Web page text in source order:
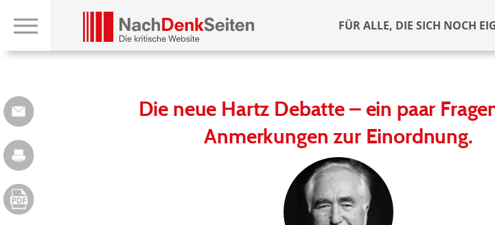
FÜR ALLE, DIE SICH NOCH
Die neue Hartz Debatte – ein paar
Anmerkungen zur Einordnung.